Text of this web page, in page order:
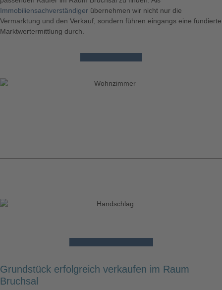
Immobiliensachverständiger übernehmen wir nicht nur die
Vermarktung und den Verkauf, sondern führen eingangs eine fundierte
Marktwertermittlung durch.
Grundstück erfolgreich verkaufen im Raum
Bruchsal